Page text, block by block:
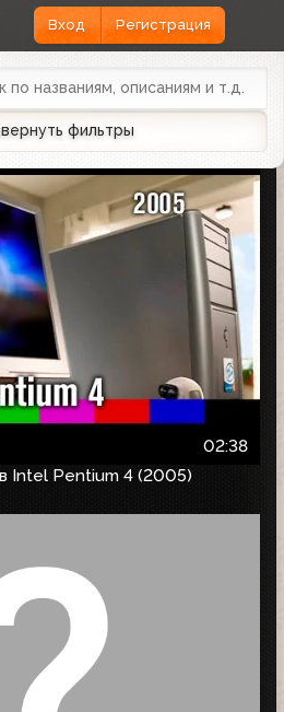
Вход Регистрация
фильтры
Дата эфираДата заливки
02:38
Intel Pentium 4 (2005)